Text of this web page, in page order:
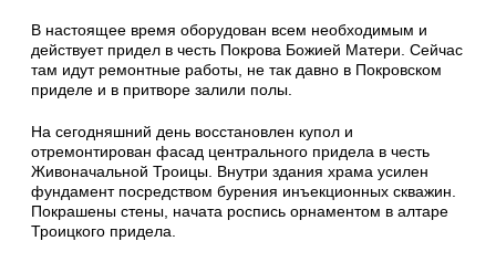
В настоящее время оборудован всем необходимым и
действует придел в честь Покрова Божией Матери. Сейчас
там идут ремонтные работы, не так давно в Покровском
приделе и в притворе залили полы.
На сегодняшний день восстановлен купол и
отремонтирован фасад центрального придела в честь
Живоначальной Троицы. Внутри здания храма усилен
фундамент посредством бурения инъекционных скважин.
Покрашены стены, начата роспись орнаментом в алтаре
Троицкого придела.